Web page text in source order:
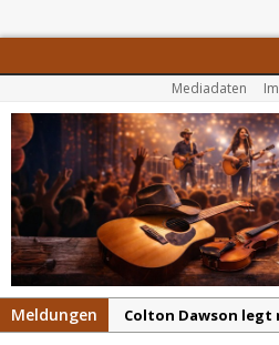
Mediadaten
Meldungen
Colton Dawson legt